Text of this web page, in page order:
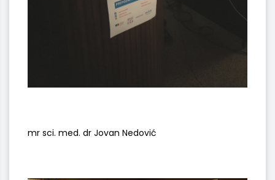
mr sci. med. dr Jovan Nedović